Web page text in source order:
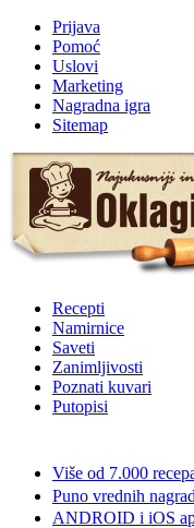
Prijava
Pomoć
Uslovi
Marketing
Nagradna igra
Sitemap
Recepti
Namirnice
Saveti
Zanimljivosti
Poznati kuvari
Putopisi
Više od 7.000
Puno vrednih
ANDROID i iOS